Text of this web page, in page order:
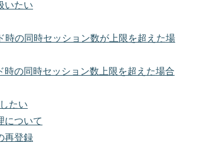
いたい
時の同時セッション数が上限を超えた場
時の同時セッション数上限を超えた場合
たい
について
再登録